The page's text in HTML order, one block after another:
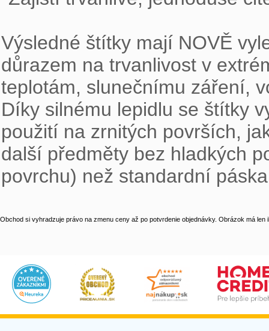
Výsledné štítky mají NOVĚ
důrazem na trvanlivost v
teplotám, slunečnímu záření,
Díky silnému lepidlu se štítky
použití na zrnitých površích,
další předměty bez hladkých
povrchu) než standardní
Obchod si vyhradzuje právo na zmenu ceny až po potvrdenie objednávky. Obrázok má len